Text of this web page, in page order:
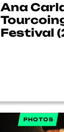
Ana
Festival
PHOTOS